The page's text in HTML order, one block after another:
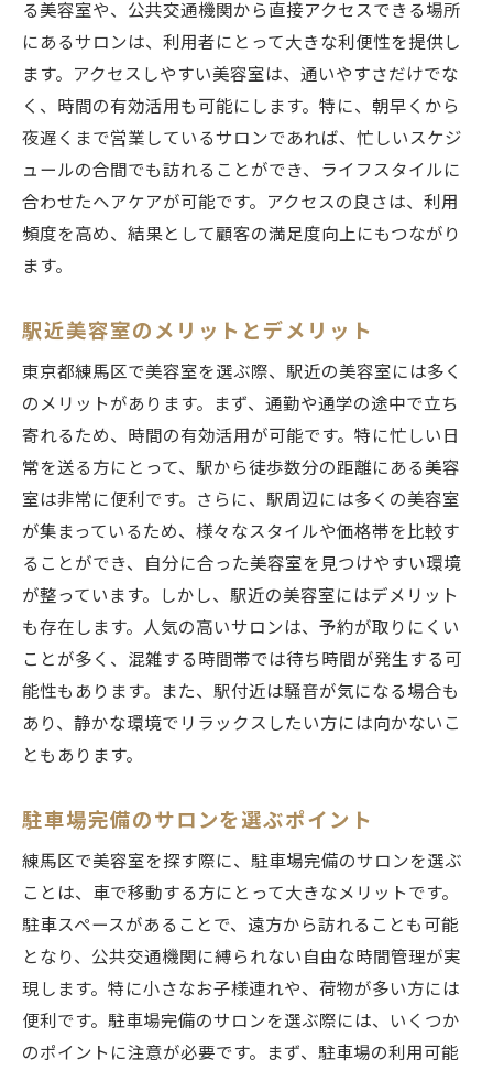
る美容室や、公共交通機関から直接アクセスできる場所
にあるサロンは、利用者にとって大きな利便性を提供し
ます。アクセスしやすい美容室は、通いやすさだけでな
く、時間の有効活用も可能にします。特に、朝早くから
夜遅くまで営業しているサロンであれば、忙しいスケジ
ュールの合間でも訪れることができ、ライフスタイルに
合わせたヘアケアが可能です。アクセスの良さは、利用
頻度を高め、結果として顧客の満足度向上にもつながり
ます。
駅近美容室のメリットとデメリット
東京都練馬区で美容室を選ぶ際、駅近の美容室には多く
のメリットがあります。まず、通勤や通学の途中で立ち
寄れるため、時間の有効活用が可能です。特に忙しい日
常を送る方にとって、駅から徒歩数分の距離にある美容
室は非常に便利です。さらに、駅周辺には多くの美容室
が集まっているため、様々なスタイルや価格帯を比較す
ることができ、自分に合った美容室を見つけやすい環境
が整っています。しかし、駅近の美容室にはデメリット
も存在します。人気の高いサロンは、予約が取りにくい
ことが多く、混雑する時間帯では待ち時間が発生する可
能性もあります。また、駅付近は騒音が気になる場合も
あり、静かな環境でリラックスしたい方には向かないこ
ともあります。
駐車場完備のサロンを選ぶポイント
練馬区で美容室を探す際に、駐車場完備のサロンを選ぶ
ことは、車で移動する方にとって大きなメリットです。
駐車スペースがあることで、遠方から訪れることも可能
となり、公共交通機関に縛られない自由な時間管理が実
現します。特に小さなお子様連れや、荷物が多い方には
便利です。駐車場完備のサロンを選ぶ際には、いくつか
のポイントに注意が必要です。まず、駐車場の利用可能